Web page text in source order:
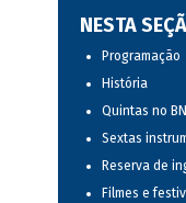
NESTA
Programação
História
Quintas no
Sextas
Reserva de
Filmes e